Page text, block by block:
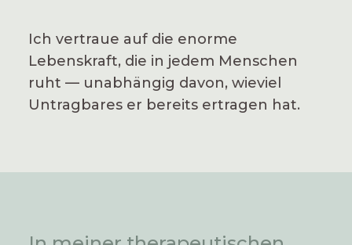
Ich vertraue auf die enorme
Lebenskraft, die in jedem Menschen
ruht — unabhängig davon, wieviel
Untragbares er bereits ertragen hat.